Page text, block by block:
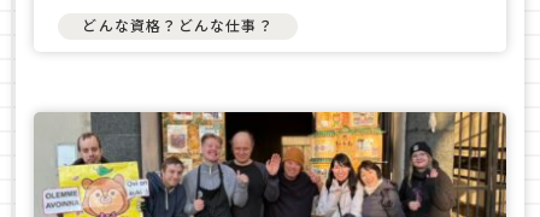
どんな資格？どんな仕事？